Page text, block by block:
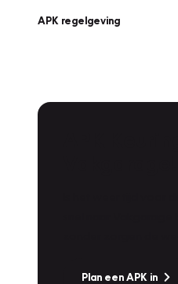
APK regelgeving
Plan een APK in